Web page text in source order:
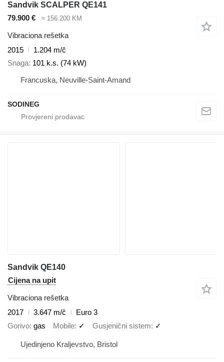
Sandvik SCALPER QE141
79.900 €
≈ 156.200 KM
Vibraciona rešetka
2015
1.204 m/č
Snaga 101 k.s. (74 kW)
Francuska, Neuville-Saint-Amand
SODINEG
Sandvik QE140
Cijena na upit
Vibraciona rešetka
2017
3.647 m/č
Euro 3
Gorivo gas Mobile ✓ Gusjenični sistem ✓
Ujedinjeno Kraljevstvo, Bristol